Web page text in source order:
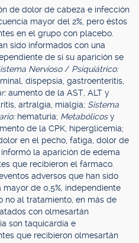
de dolor de cabeza e infección
mayor del 2%, pero éstos
en el grupo con placebo.
sido informados con una
de si su aparición se
Nervioso / Psiquiátrico:
dispepsia, gastroenteritis,
aumento de la AST, ALT y
artralgia, mialgia; Sistema
hematuria; Metabólicosy
de la CPK, hiperglicemia;
en el pecho, fatiga, dolor de
la aparición de edema
que recibieron el fármaco.
adversos que han sido
de 0,5%, independiente
no al tratamiento, en más de
con olmesartán
son taquicardia e
que recibieron olmesartán